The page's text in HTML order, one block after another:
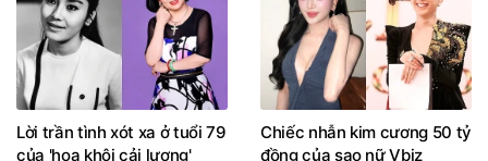
Lời trần tình xót xa ở tuổi 79
của 'hoa khôi cải lương'
Chiếc nhẫn kim cương 50 tỷ
đồng của sao nữ Vbiz